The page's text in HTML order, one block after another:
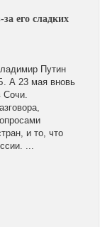
его сладких
Путин
А 23 мая вновь
Сочи.
и то, что
...